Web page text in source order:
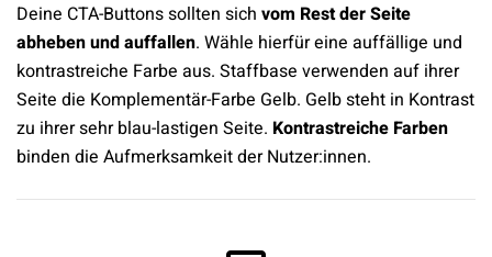
Deine CTA-Buttons sollten sich vom Rest der Seite
abheben und auffallen. Wähle hierfür eine auffällige und
kontrastreiche Farbe aus. Staffbase verwenden auf ihrer
Seite die Komplementär-Farbe Gelb. Gelb steht in Kontrast
zu ihrer sehr blau-lastigen Seite. Kontrastreiche Farben
binden die Aufmerksamkeit der Nutzer:innen.